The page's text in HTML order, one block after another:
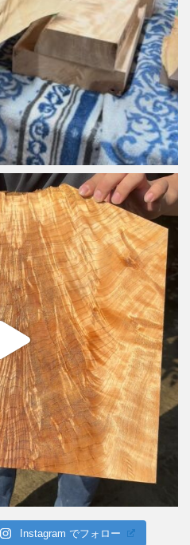
Instagram でフォロー